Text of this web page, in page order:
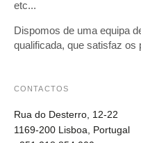
CONTACTOS
Rua do Desterro, 12-22
1169-200 Lisboa, Portugal
etc...
Dispomos de uma equipa
qualificada, que satisfaz os